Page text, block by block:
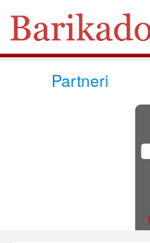
Partneri